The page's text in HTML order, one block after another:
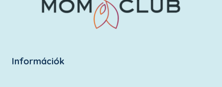
Információk